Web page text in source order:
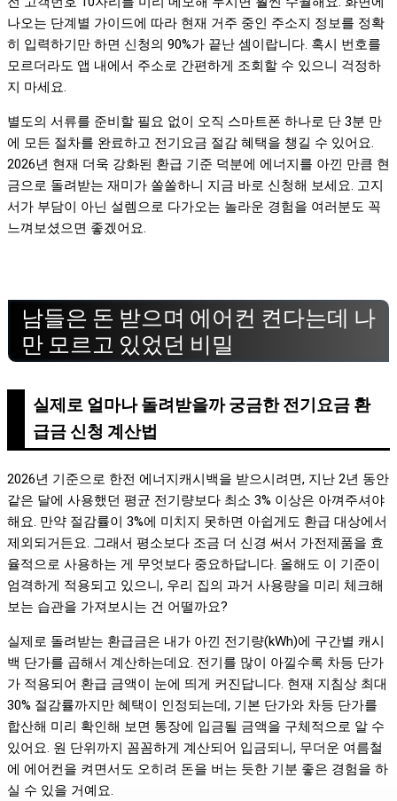
나오는 단계별 가이드에 따라 현재 거주 중인 주소지 정보를 정확
히 입력하기만 하면 신청의 90%가 끝난 셈이랍니다. 혹시 번호를
모르더라도 앱 내에서 주소로 간편하게 조회할 수 있으니 걱정하
지 마세요.
별도의 서류를 준비할 필요 없이 오직 스마트폰 하나로 단 3분 만
에 모든 절차를 완료하고 전기요금 절감 혜택을 챙길 수 있어요.
2026년 현재 더욱 강화된 환급 기준 덕분에 에너지를 아낀 만큼 현
금으로 돌려받는 재미가 쏠쏠하니 지금 바로 신청해 보세요. 고지
서가 부담이 아닌 설렘으로 다가오는 놀라운 경험을 여러분도 꼭
느껴보셨으면 좋겠어요.
남들은 돈 받으며 에어컨 켠다는데 나
만 모르고 있었던 비밀
실제로 얼마나 돌려받을까 궁금한 전기요금 환
급금 신청 계산법
2026년 기준으로 한전 에너지캐시백을 받으시려면, 지난 2년 동안
같은 달에 사용했던 평균 전기량보다 최소 3% 이상은 아껴주셔야
해요. 만약 절감률이 3%에 미치지 못하면 아쉽게도 환급 대상에서
제외되거든요. 그래서 평소보다 조금 더 신경 써서 가전제품을 효
율적으로 사용하는 게 무엇보다 중요하답니다. 올해도 이 기준이
엄격하게 적용되고 있으니, 우리 집의 과거 사용량을 미리 체크해
보는 습관을 가져보시는 건 어떨까요?
실제로 돌려받는 환급금은 내가 아낀 전기량(kWh)에 구간별 캐시
백 단가를 곱해서 계산하는데요. 전기를 많이 아낄수록 차등 단가
가 적용되어 환급 금액이 눈에 띄게 커진답니다. 현재 지침상 최대
30% 절감률까지만 혜택이 인정되는데, 기본 단가와 차등 단가를
합산해 미리 확인해 보면 통장에 입금될 금액을 구체적으로 알 수
있어요. 원 단위까지 꼼꼼하게 계산되어 입금되니, 무더운 여름철
에 에어컨을 켜면서도 오히려 돈을 버는 듯한 기분 좋은 경험을 하
실 수 있을 거예요.